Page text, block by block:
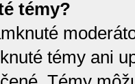
témy?
témy ani